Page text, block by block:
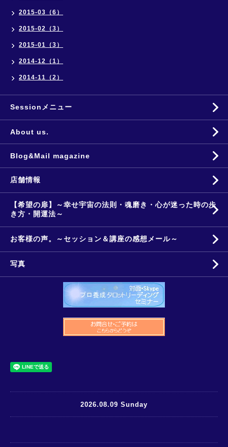
2015-03（6）
2015-02（3）
2015-01（3）
2014-12（1）
2014-11（2）
Sessionメニュー
About us.
Blog&Mail magazine
店舗情報
【希望の扉】～幸せ宇宙の法則・魂磨き・心が迷った時の歩
き方・開運法～
お客様の声。～セッション＆講座の感想メール～
写真
2026.08.09 Sunday